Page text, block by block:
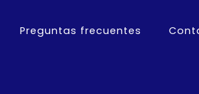
Preguntas frecuentes